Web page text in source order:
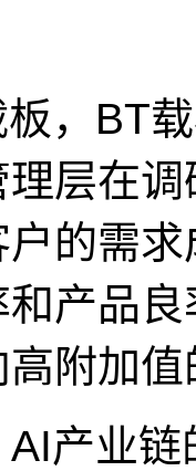
BT载
层在
的需
产品
附加
业链